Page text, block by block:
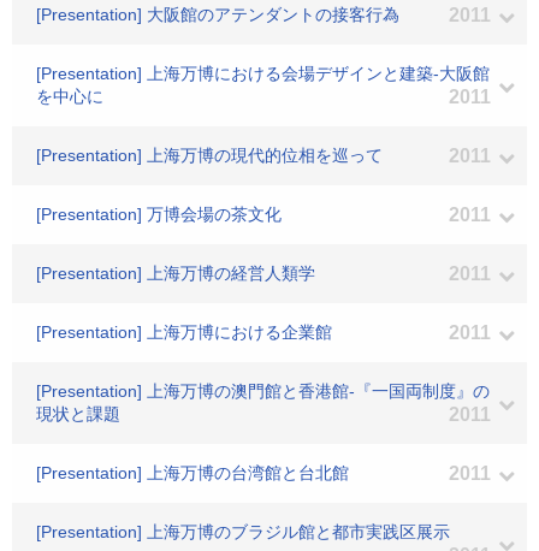
[Presentation] 大阪館のアテンダントの接客行為 2011
[Presentation] 上海万博における会場デザインと建築-大阪館
を中心に
2011
[Presentation] 上海万博の現代的位相を巡って 2011
[Presentation] 万博会場の茶文化 2011
[Presentation] 上海万博の経営人類学 2011
[Presentation] 上海万博における企業館 2011
[Presentation] 上海万博の澳門館と香港館-『一国両制度』の
現状と課題
2011
[Presentation] 上海万博の台湾館と台北館 2011
[Presentation] 上海万博のブラジル館と都市実践区展示